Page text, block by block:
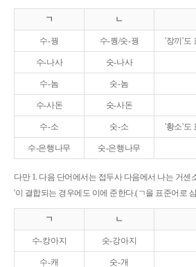
ㄱ ㄴ
수-꿩 수-퀑/숫-꿩 '장끼'도
수-나사 숫-나사
수-놈 숫-놈
수-사돈 숫-사돈
수-소 숫-소 '황소'도
수-은행나무 숫-은행나무
다만 1. 다음 단어에서는 접두사 다음에서 나는 거센
'이 결합되는 경우에도 이에 준한다.(ㄱ을 표준어로
ㄱ ㄴ
수-캉아지 숫-강아지
수-캐 숫-개